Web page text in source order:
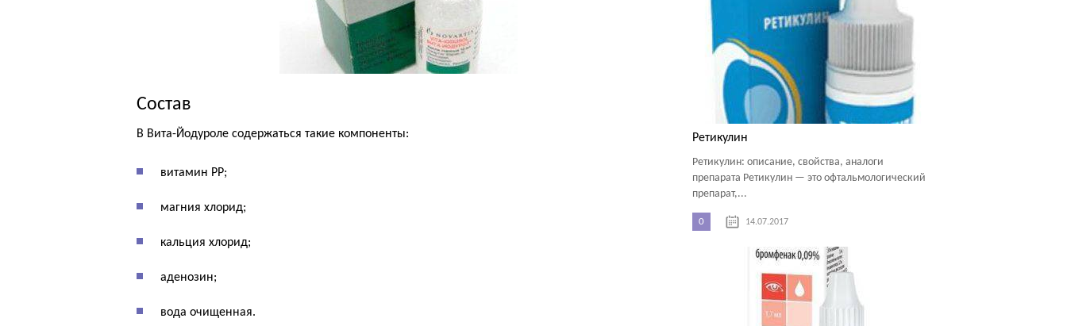
Состав
В Вита-Йодуроле содержаться такие компоненты:
витамин РР;
магния хлорид;
кальция хлорид;
аденозин;
вода очищенная.
Ретикулин
Ретикулин: описание, свойства, аналоги
препарата Ретикулин — это офтальмологический
препарат,...
0 14.07.2017